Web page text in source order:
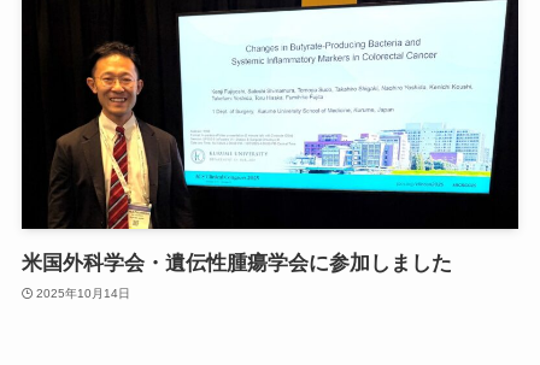
米国外科学会・遺伝性腫瘍学会に参加しました
2025年10月14日